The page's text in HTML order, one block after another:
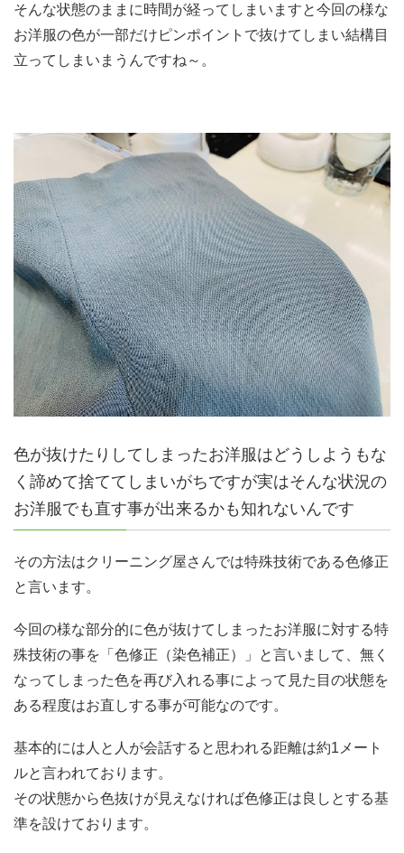
そんな状態のままに時間が経ってしまいますと今回の様な
お洋服の色が一部だけピンポイントで抜けてしまい結構目
立ってしまいまうんですね～。
色が抜けたりしてしまったお洋服はどうしようもな
く諦めて捨ててしまいがちですが実はそんな状況の
お洋服でも直す事が出来るかも知れないんです
その方法はクリーニング屋さんでは特殊技術である色修正
と言います。
今回の様な部分的に色が抜けてしまったお洋服に対する特
殊技術の事を「色修正（染色補正）」と言いまして、無く
なってしまった色を再び入れる事によって見た目の状態を
ある程度はお直しする事が可能なのです。
基本的には人と人が会話すると思われる距離は約1メート
ルと言われております。
その状態から色抜けが見えなければ色修正は良しとする基
準を設けております。